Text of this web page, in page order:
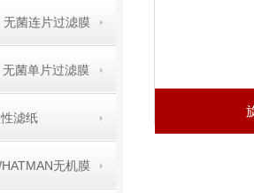
无菌连片过滤膜
菌单片过滤膜
滤纸
无机膜